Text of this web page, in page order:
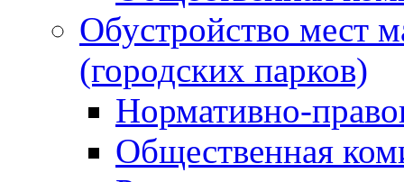
Обустройство мест
(городских парков)
Нормативно-
Общественная